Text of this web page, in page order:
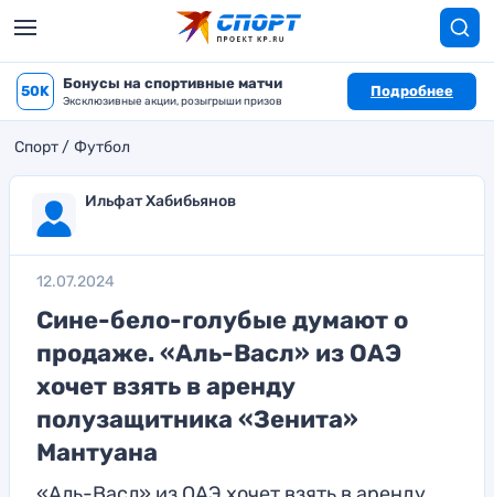
50K Бонусы на спортивные матчи
Эксклюзивные акции, розыгрыши призов
Подробнее
Спорт Футбол
Ильфат Хабибьянов
12.07.2024
Сине-бело-голубые думают о
продаже. «Аль-Васл» из ОАЭ
хочет взять в аренду
полузащитника «Зенита»
Мантуана